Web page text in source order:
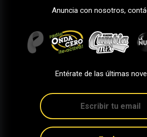
Anuncia con nosotros,
Entérate de las últimas